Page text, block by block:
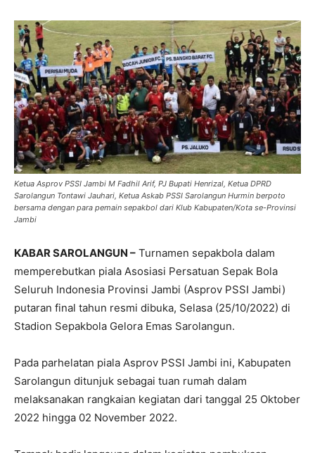
Ketua Asprov PSSI Jambi M Fadhil Arif, PJ Bupati Henrizal, Ketua DPRD
Sarolangun Tontawi Jauhari, Ketua Askab PSSI Sarolangun Hurmin berpoto
bersama dengan para pemain sepakbol dari Klub Kabupaten/Kota se-Provinsi
Jambi
KABAR SAROLANGUN – Turnamen sepakbola dalam
memperebutkan piala Asosiasi Persatuan Sepak Bola
Seluruh Indonesia Provinsi Jambi (Asprov PSSI Jambi)
putaran final tahun resmi dibuka, Selasa (25/10/2022) di
Stadion Sepakbola Gelora Emas Sarolangun.
Pada parhelatan piala Asprov PSSI Jambi ini, Kabupaten
Sarolangun ditunjuk sebagai tuan rumah dalam
melaksanakan rangkaian kegiatan dari tanggal 25 Oktober
2022 hingga 02 November 2022.